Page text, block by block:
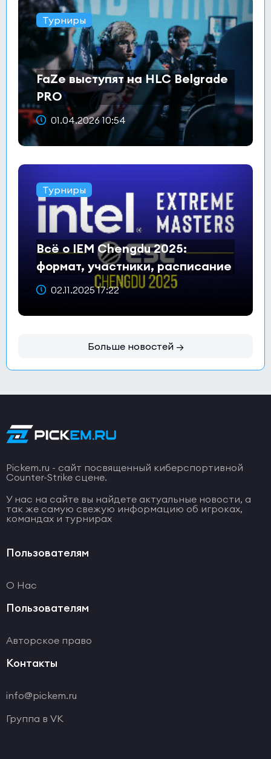
Турниры
FaZe выступят на HLC Belgrade
PRO
01.04.2026 10:54
Турниры
Всё о IEM Chengdu 2025:
формат, участники, расписание
и призовой фонд
02.11.2025 17:22
Больше новостей →
Pickem.ru - сайт посвященный киберспортивной
Counter-Strike сцене.
У нас на сайте вы найдете актуальные новости, а
так же самую свежую информацию об игроках,
командах и турнирах
Пользователям
О Нас
Пользователям
Авторское право
Контакты
info@pickem.ru
Группа в VK